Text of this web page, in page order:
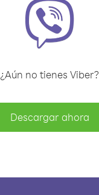
¿Aún no tienes Viber?
Descargar ahora